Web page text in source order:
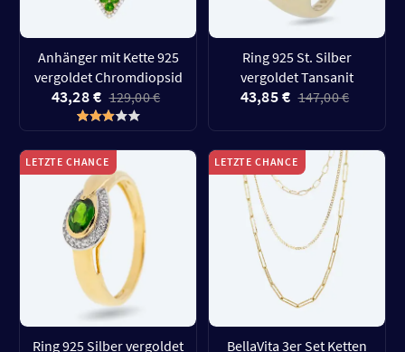
Anhänger mit Kette 925
vergoldet Chromdiopsid
43,28 € 129,00 €
Ring 925 St. Silber
vergoldet Tansanit
43,85 € 147,00 €
LETZTE CHANCE
Ring 925 Silber vergoldet
LETZTE CHANCE
BellaVita 3er Set Ketten